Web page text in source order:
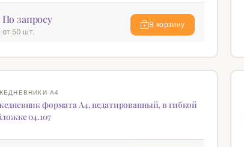
По запросу
от 50 шт.
В корзину
А4
формата А4, недатированный, в гибкой
04.107